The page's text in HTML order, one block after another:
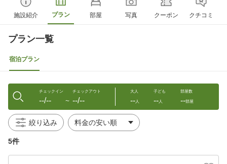
施設紹介 プラン 部屋 写真 クーポン クチコミ
プラン一覧
宿泊プラン
チェックイン
--/-- 〜
チェックアウト
--/--
大人
--人
子ども
--人
部屋数
--部屋
絞り込み
5件